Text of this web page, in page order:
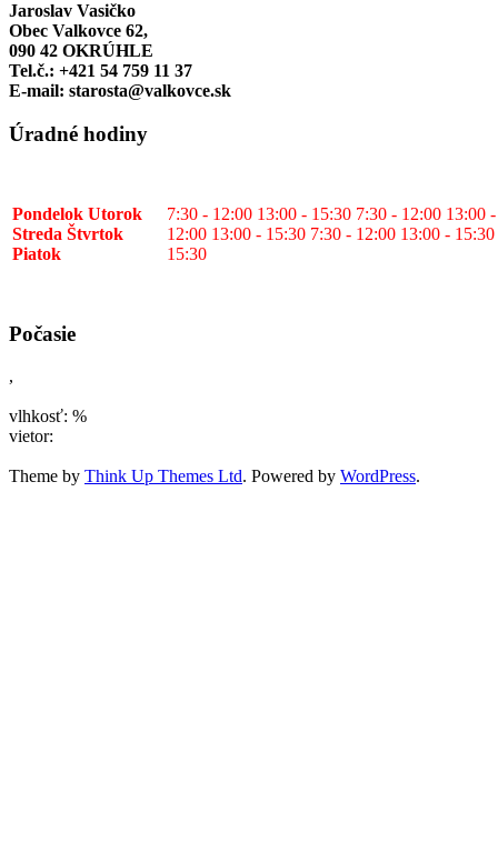
Jaroslav Vasičko
Obec Valkovce 62,
090 42 OKRÚHLE
Tel.č.: +421 54 759 11 37
E-mail: starosta@valkovce.sk
Úradné hodiny
Pondelok Utorok
Streda Štvrtok
Piatok
7:30 - 12:00 13:00 - 15:30 7:30 - 12:00 13:00
12:00 13:00 - 15:30 7:30 - 12:00 13:00 -
15:30
Počasie
,
vlhkosť: %
vietor:
Theme by Think Up Themes Ltd. Powered by WordPress.